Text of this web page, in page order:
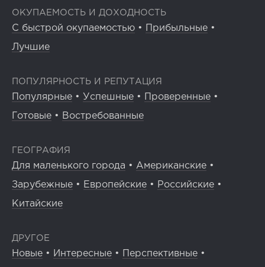
ОКУПАЕМОСТЬ И ДОХОДНОСТЬ
С быстрой окупаемостью • Прибыльные •
Лучшие
ПОПУЛЯРНОСТЬ И РЕПУТАЦИЯ
Популярные • Успешные • Проверенные •
Готовые • Востребованные
ГЕОГРАФИЯ
Для маленького города • Американские •
Зарубежные • Европейские • Российские •
Китайские
ДРУГОЕ
Новые • Интересные • Перспективные •